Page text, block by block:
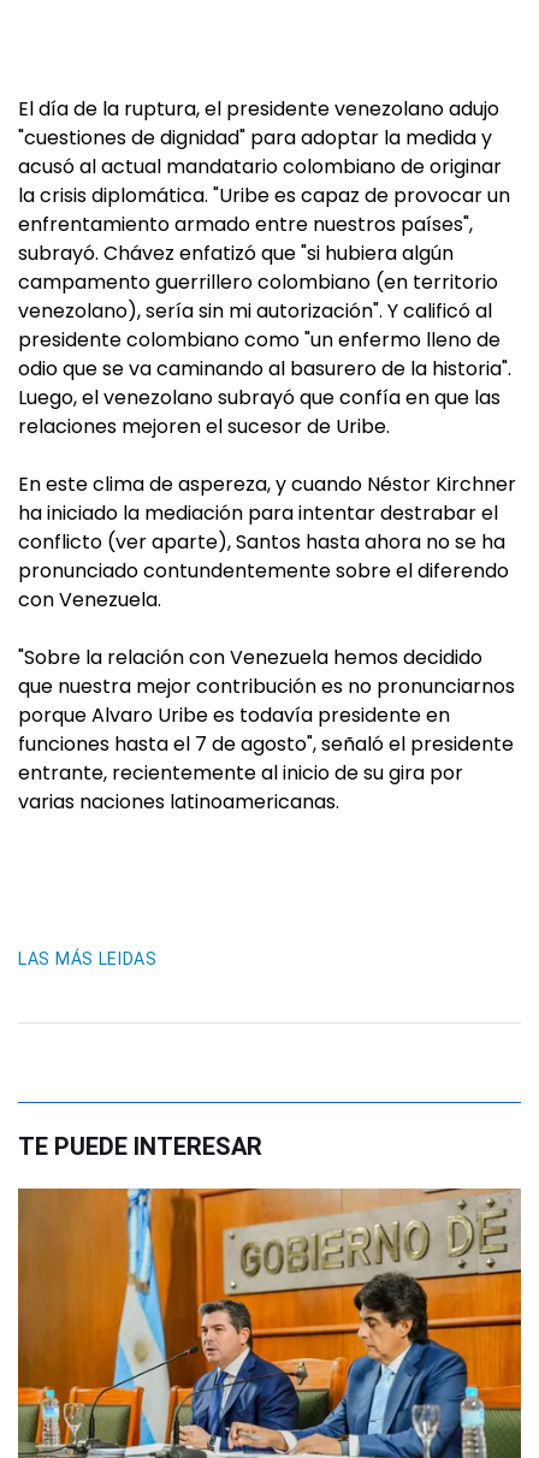
El día de la ruptura, el presidente venezolano adujo
"cuestiones de dignidad" para adoptar la medida y
acusó al actual mandatario colombiano de originar
la crisis diplomática. "Uribe es capaz de provocar un
enfrentamiento armado entre nuestros países",
subrayó. Chávez enfatizó que "si hubiera algún
campamento guerrillero colombiano (en territorio
venezolano), sería sin mi autorización". Y calificó al
presidente colombiano como "un enfermo lleno de
odio que se va caminando al basurero de la historia".
Luego, el venezolano subrayó que confía en que las
relaciones mejoren el sucesor de Uribe.
En este clima de aspereza, y cuando Néstor Kirchner
ha iniciado la mediación para intentar destrabar el
conflicto (ver aparte), Santos hasta ahora no se ha
pronunciado contundentemente sobre el diferendo
con Venezuela.
"Sobre la relación con Venezuela hemos decidido
que nuestra mejor contribución es no pronunciarnos
porque Alvaro Uribe es todavía presidente en
funciones hasta el 7 de agosto", señaló el presidente
entrante, recientemente al inicio de su gira por
varias naciones latinoamericanas.
LAS MÁS LEIDAS
TE PUEDE INTERESAR